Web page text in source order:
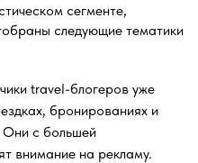
сегменте,
следующие тематики
travel-блогеров уже
бронированиях и
Они с большей
внимание на рекламу.